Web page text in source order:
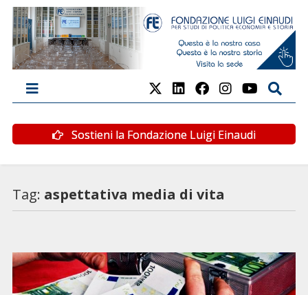
Sostieni la Fondazione Luigi Einaudi
Tag: aspettativa media di vita